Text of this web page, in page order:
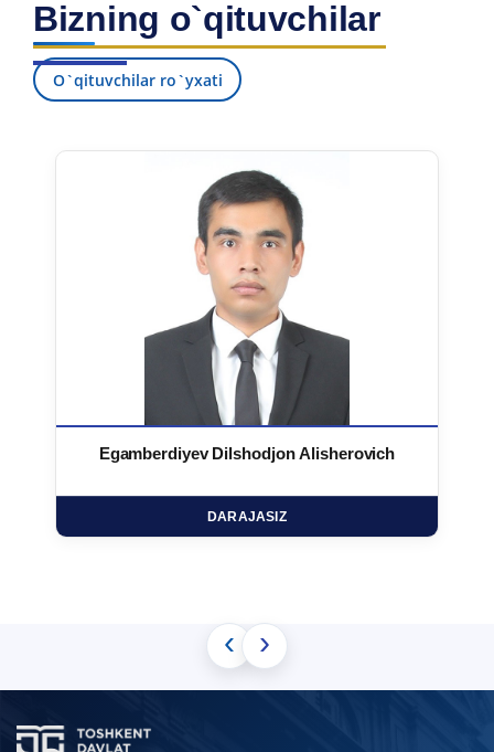
Bizning o`qituvchilar
O`qituvchilar ro`yxati
Egamberdiyev Dilshodjon Alisherovich
DARAJASIZ
‹ ›
7. Call-center (4) 8. Bakalavriat kvotasi (3)
9. Magistratura kvotasi (4) ✉️ Adminga yozish